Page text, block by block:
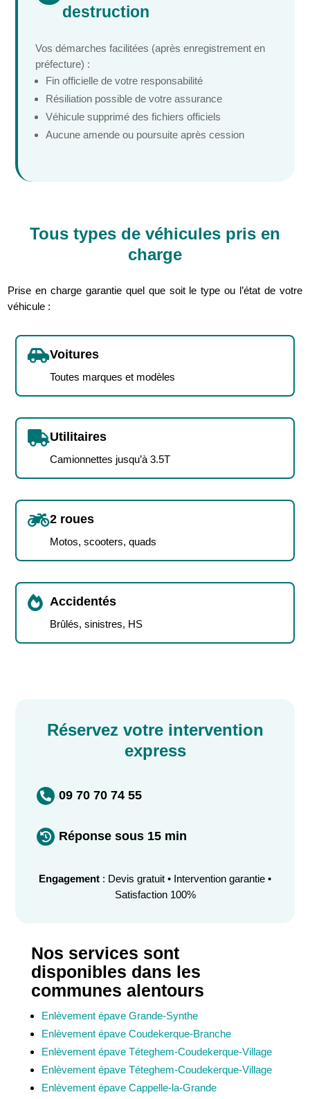
destruction
Vos démarches facilitées (après enregistrement en
préfecture) :
Fin officielle de votre responsabilité
Résiliation possible de votre assurance
Véhicule supprimé des fichiers officiels
Aucune amende ou poursuite après cession
Tous types de véhicules pris en
charge
Prise en charge garantie quel que soit le type ou l’état de votre
véhicule :
Voitures
Toutes marques et modèles
Utilitaires
Camionnettes jusqu’à 3.5T
2 roues
Motos, scooters, quads
 Accidentés
Brûlés, sinistres, HS
Réservez votre intervention
express
 09 70 70 74 55
 Réponse sous 15 min
Engagement : Devis gratuit • Intervention garantie •
Satisfaction 100%
Nos services sont
disponibles dans les
communes alentours
Enlèvement épave Grande-Synthe
Enlèvement épave Coudekerque-Branche
Enlèvement épave Téteghem-Coudekerque-Village
Enlèvement épave Téteghem-Coudekerque-Village
Enlèvement épave Cappelle-la-Grande